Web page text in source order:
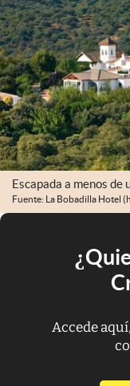
Escapada a menos de
Fuente: La Bobadilla Hotel
Accede